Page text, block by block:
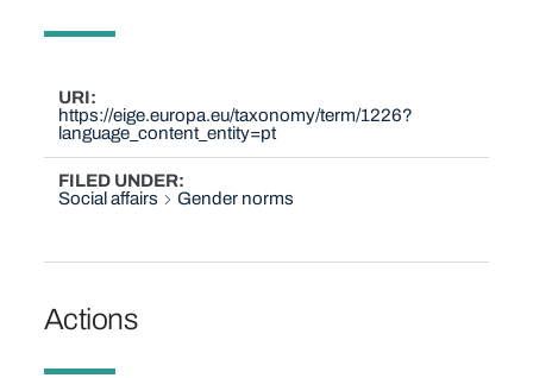
URI
https://eige.europa.eu/taxonomy/term/1226?
language_content_entity=pt
FILED UNDER
Social affairs
Gender norms
Actions